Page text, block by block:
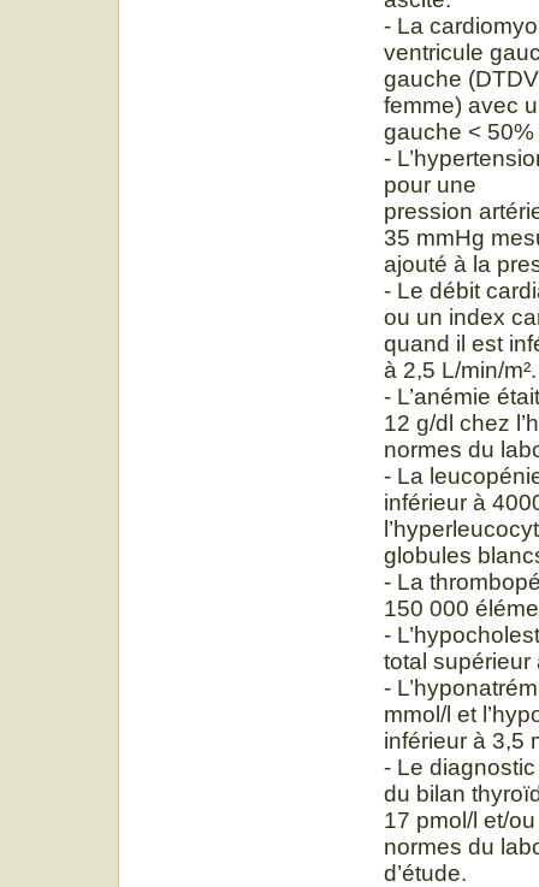
- La
ventricule
gauche
femme) avec
gauche < 50%
-
pour une
pression
35 mmHg
ajouté à la
- Le débit
ou un index
quand il est
à 2,5 L/min/m².
- L’anémie
12 g/dl chez
normes du
- La
inférieur à
globules
- La
150 000
-
total supérieur
-
mmol/l et
inférieur à 3,5
- Le
du bilan
17 pmol/l et/
normes du
d’étude.